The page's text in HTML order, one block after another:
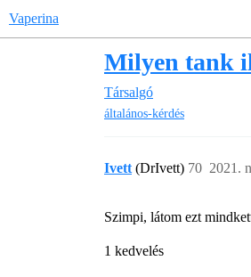
Vaperina
Milyen tank
Társalgó
általános-kérdés
Ivett (DrIvett) 2021.
70
Szimpi, látom ezt
1 kedvelés